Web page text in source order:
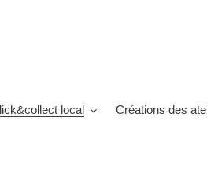
local Créations des